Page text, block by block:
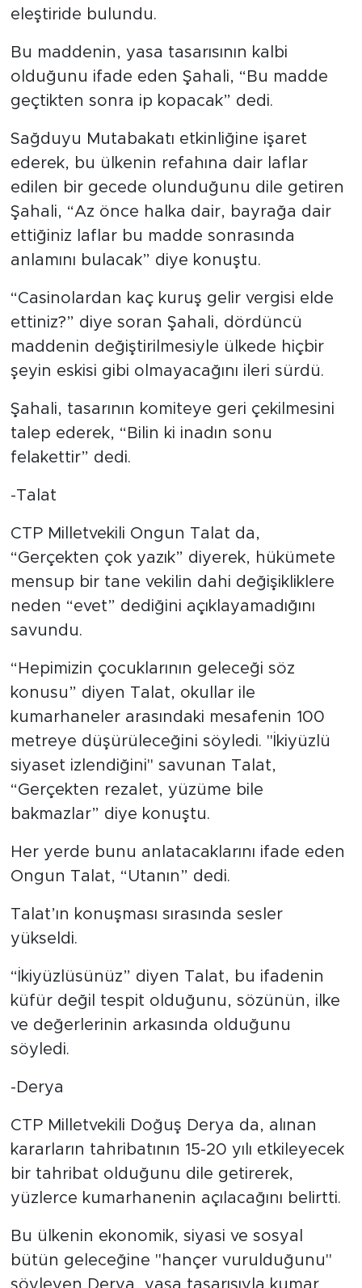
eleştiride bulundu.
Bu maddenin, yasa tasarısının kalbi
olduğunu ifade eden Şahali, “Bu madde
geçtikten sonra ip kopacak” dedi.
Sağduyu Mutabakatı etkinliğine işaret
ederek, bu ülkenin refahına dair laflar
edilen bir gecede olunduğunu dile getiren
Şahali, “Az önce halka dair, bayrağa dair
ettiğiniz laflar bu madde sonrasında
anlamını bulacak” diye konuştu.
“Casinolardan kaç kuruş gelir vergisi elde
ettiniz?” diye soran Şahali, dördüncü
maddenin değiştirilmesiyle ülkede hiçbir
şeyin eskisi gibi olmayacağını ileri sürdü.
Şahali, tasarının komiteye geri çekilmesini
talep ederek, “Bilin ki inadın sonu
felakettir” dedi.
-Talat
CTP Milletvekili Ongun Talat da,
“Gerçekten çok yazık” diyerek, hükümete
mensup bir tane vekilin dahi değişikliklere
neden “evet” dediğini açıklayamadığını
savundu.
“Hepimizin çocuklarının geleceği söz
konusu” diyen Talat, okullar ile
kumarhaneler arasındaki mesafenin 100
metreye düşürüleceğini söyledi. "İkiyüzlü
siyaset izlendiğini" savunan Talat,
“Gerçekten rezalet, yüzüme bile
bakmazlar” diye konuştu.
Her yerde bunu anlatacaklarını ifade eden
Ongun Talat, “Utanın” dedi.
Talat’ın konuşması sırasında sesler
yükseldi.
“İkiyüzlüsünüz” diyen Talat, bu ifadenin
küfür değil tespit olduğunu, sözünün, ilke
ve değerlerinin arkasında olduğunu
söyledi.
-Derya
CTP Milletvekili Doğuş Derya da, alınan
kararların tahribatının 15-20 yılı etkileyecek
bir tahribat olduğunu dile getirerek,
yüzlerce kumarhanenin açılacağını belirtti.
Bu ülkenin ekonomik, siyasi ve sosyal
bütün geleceğine "hançer vurulduğunu"